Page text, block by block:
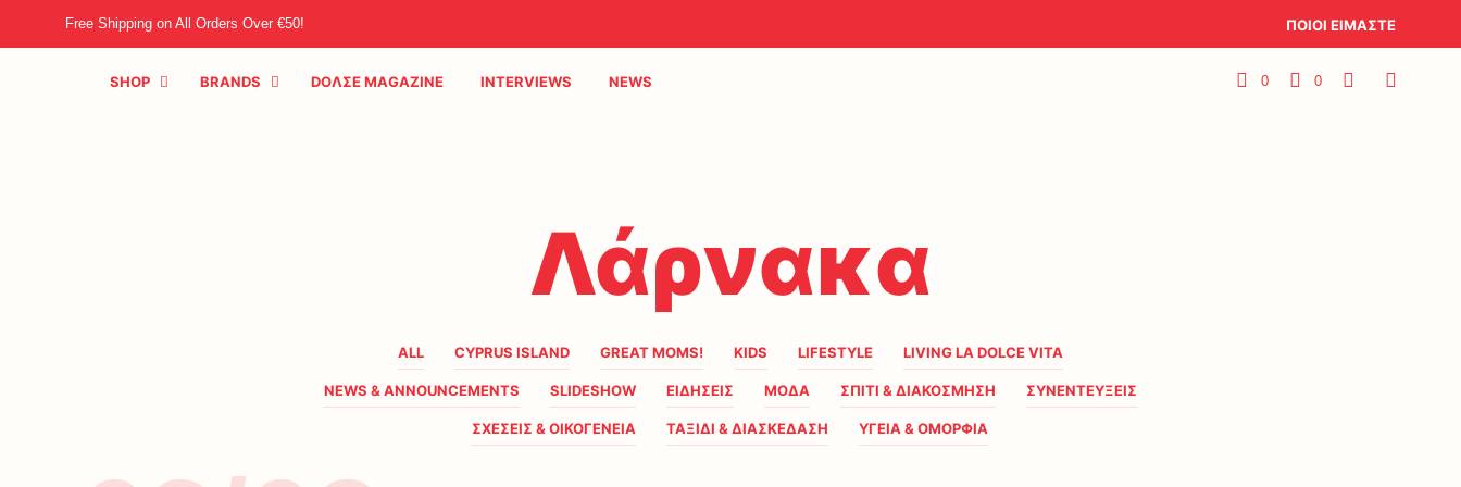
Free Shipping on All Orders Over €50! ΠΟΙΟΙ ΕΙΜΑΣΤΕ
SHOP BRANDS DOΛΣE MAGAZINE INTERVIEWS NEWS 0 0
Λάρνακα
ALL CYPRUS ISLAND GREAT MOMS! KIDS LIFESTYLE LIVING LA DOLCE VITA
NEWS & ANNOUNCEMENTS SLIDESHOW ΕΙΔΗΣΕΙΣ ΜΟΔΑ ΣΠΙΤΙ & ΔΙΑΚΟΣΜΗΣΗ ΣΥΝΕΝΤΕΥΞΕΙΣ
ΣΧΕΣΕΙΣ & ΟΙΚΟΓΕΝΕΙΑ ΤΑΞΙΔΙ & ΔΙΑΣΚΕΔΑΣΗ ΥΓΕΙΑ & ΟΜΟΡΦΙΑ